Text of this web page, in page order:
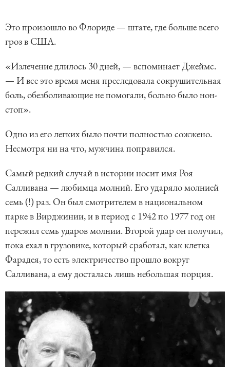
Это произошло во Флориде — штате, где больше всего
гроз в США.
«Излечение длилось 30 дней, — вспоминает Джеймс.
— И все это время меня преследовала сокрушительная
боль, обезболивающие не помогали, больно было нон-
стоп».
Одно из его легких было почти полностью сожжено.
Несмотря ни на что, мужчина поправился.
Самый редкий случай в истории носит имя Роя
Салливана — любимца молний. Его ударяло молнией
семь (!) раз. Он был смотрителем в национальном
парке в Вирджинии, и в период с 1942 по 1977 год он
пережил семь ударов молнии. Второй удар он получил,
пока ехал в грузовике, который сработал, как клетка
Фарадея, то есть электричество прошло вокруг
Салливана, а ему досталась лишь небольшая порция.